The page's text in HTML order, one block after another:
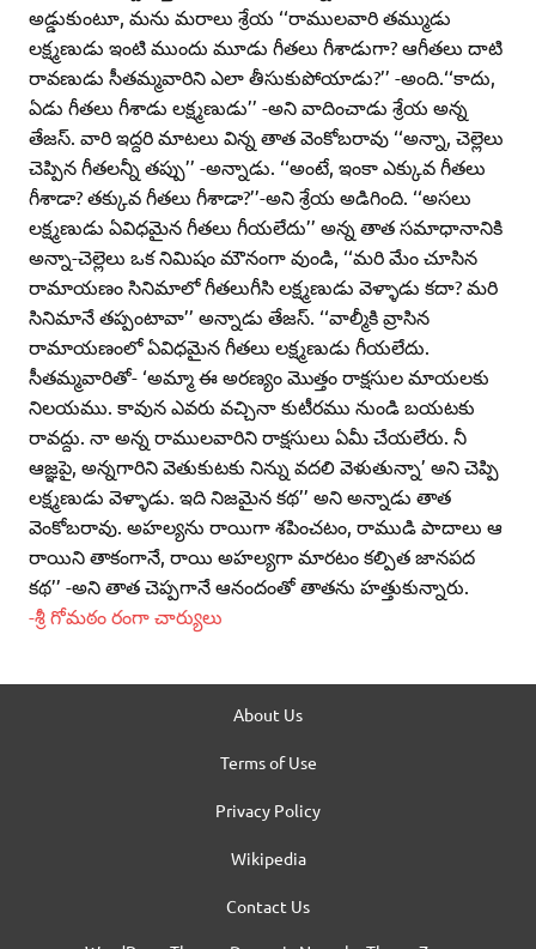
అడ్డుకుంటూ, మను మరాలు శ్రేయ ‘‘రాములవారి తమ్ముడు
లక్ష్మణుడు ఇంటి ముందు మూడు గీతలు గీశాడుగా? ఆగీతలు దాటి
రావణుడు సీతమ్మవారిని ఎలా తీసుకుపోయాడు?’’ -అంది.‘‘కాదు,
ఏడు గీతలు గీశాడు లక్ష్మణుడు’’ -అని వాదించాడు శ్రేయ అన్న
తేజస్‌. వారి ఇద్దరి మాటలు విన్న తాత వెంకోబరావు ‘‘అన్నా, చెల్లెలు
చెప్పిన గీతలన్నీ తప్పు’’ -అన్నాడు. ‘‘అంటే, ఇంకా ఎక్కువ గీతలు
గీశాడా? తక్కువ గీతలు గీశాడా?’’-అని శ్రేయ అడిగింది. ‘‘అసలు
లక్ష్మణుడు ఏవిధమైన గీతలు గీయలేదు’’ అన్న తాత సమాధానానికి
అన్నా-చెల్లెలు ఒక నిమిషం మౌనంగా వుండి, ‘‘మరి మేం చూసిన
రామాయణం సినిమాలో గీతలుగీసి లక్ష్మణుడు వెళ్ళాడు కదా? మరి
సినిమానే తప్పంటావా’’ అన్నాడు తేజస్‌. ‘‘వాల్మీకి వ్రాసిన
రామాయణంలో ఏవిధమైన గీతలు లక్ష్మణుడు గీయలేదు.
సీతమ్మవారితో- ‘అమ్మా ఈ అరణ్యం మొత్తం రాక్షసుల మాయలకు
నిలయము. కావున ఎవరు వచ్చినా కుటీరము నుండి బయటకు
రావద్దు. నా అన్న రాములవారిని రాక్షసులు ఏమీ చేయలేరు. నీ
ఆజ్ఞపై, అన్నగారిని వెతుకుటకు నిన్ను వదలి వెళుతున్నా’ అని చెప్పి
లక్ష్మణుడు వెళ్ళాడు. ఇది నిజమైన కథ’’ అని అన్నాడు తాత
వెంకోబరావు. అహల్యను రాయిగా శపించటం, రాముడి పాదాలు ఆ
రాయిని తాకంగానే, రాయి అహల్యగా మారటం కల్పిత జానపద
కథ’’ -అని తాత చెప్పగానే ఆనందంతో తాతను హత్తుకున్నారు.
-శ్రీ గోమఠం రంగా చార్యులు
About Us
Terms of Use
Privacy Policy
Wikipedia
Contact Us